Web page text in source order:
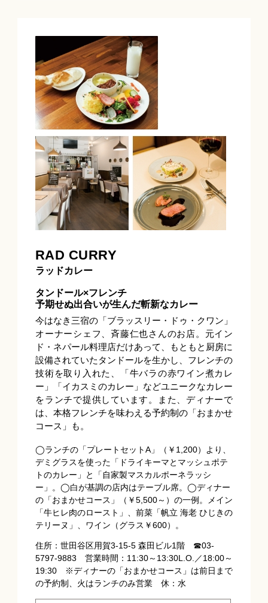
RAD CURRY
ラッドカレー
タンドール×フレンチ
予期せぬ出合いが生んだ斬新なカレー
今はなき三宿の「ブラッスリー・ドゥ・クワン」
オーナーシェフ、斉藤仁也さんのお店。元イン
ド・ネパール料理店だけあって、もともと厨房に
設備されていたタンドールを生かし、フレンチの
技術を取り入れた、「牛バラの赤ワイン煮カレ
ー」「イカスミのカレー」などユニークなカレー
をランチで提供しています。また、ディナーで
は、本格フレンチを味わえる予約制の「おまかせ
コース」も。
◯ランチの「プレートセットA」（￥1,200）より、
デミグラスを使った「ドライキーマとマッシュポテ
トのカレー」と「自家製マスカルポーネラッシ
ー」。◯白が基調の店内はテーブル席。◯ディナー
の「おまかせコース」（￥5,500～）の一例。メイン
「牛ヒレ肉のロースト」、前菜「帆立 海老 ひじきの
テリーヌ」、ワイン（グラス￥600）。
住所：世田谷区用賀3-15-5 森田ビル1階 ☎03-
5797-9883 営業時間：11:30～13:30L.O.／18:00～
19:30 ※ディナーの「おまかせコース」は前日まで
の予約制、火はランチのみ営業 休：水